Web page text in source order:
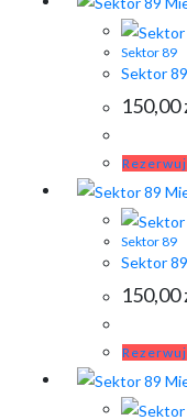
Sektor 89
Sektor
150,00
Rezerwuj
Sektor 89
Sektor
150,00
Rezerwuj